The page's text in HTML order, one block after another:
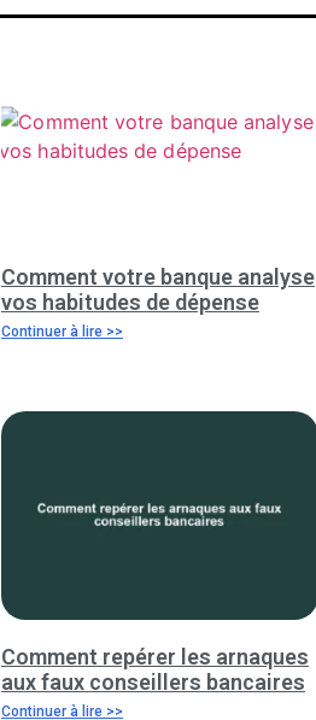
Comment votre banque analyse
vos habitudes de dépense
Continuer à lire >>
Comment repérer les arnaques
aux faux conseillers bancaires
Continuer à lire >>